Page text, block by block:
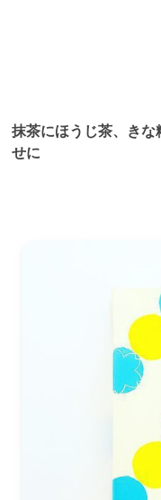
抹茶にほうじ茶、き
せに